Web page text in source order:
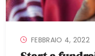
FEBBRAIO 4, 2022